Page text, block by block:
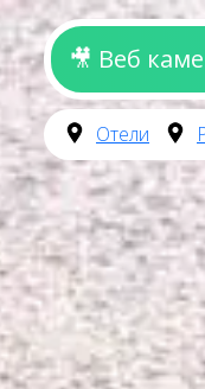
🎥 Веб
Отели